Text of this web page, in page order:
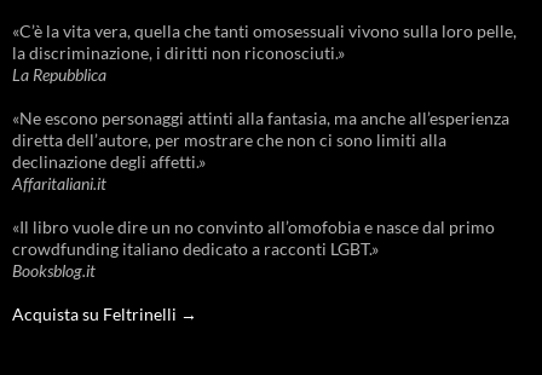
«C’è la vita vera, quella che tanti omosessuali vivono sulla loro pelle,
la discriminazione, i diritti non riconosciuti.»
La Repubblica
«Ne escono personaggi attinti alla fantasia, ma anche all’esperienza
diretta dell’autore, per mostrare che non ci sono limiti alla
declinazione degli affetti.»
Affaritaliani.it
«Il libro vuole dire un no convinto all’omofobia e nasce dal primo
crowdfunding italiano dedicato a racconti LGBT.»
Booksblog.it
Acquista su Feltrinelli →